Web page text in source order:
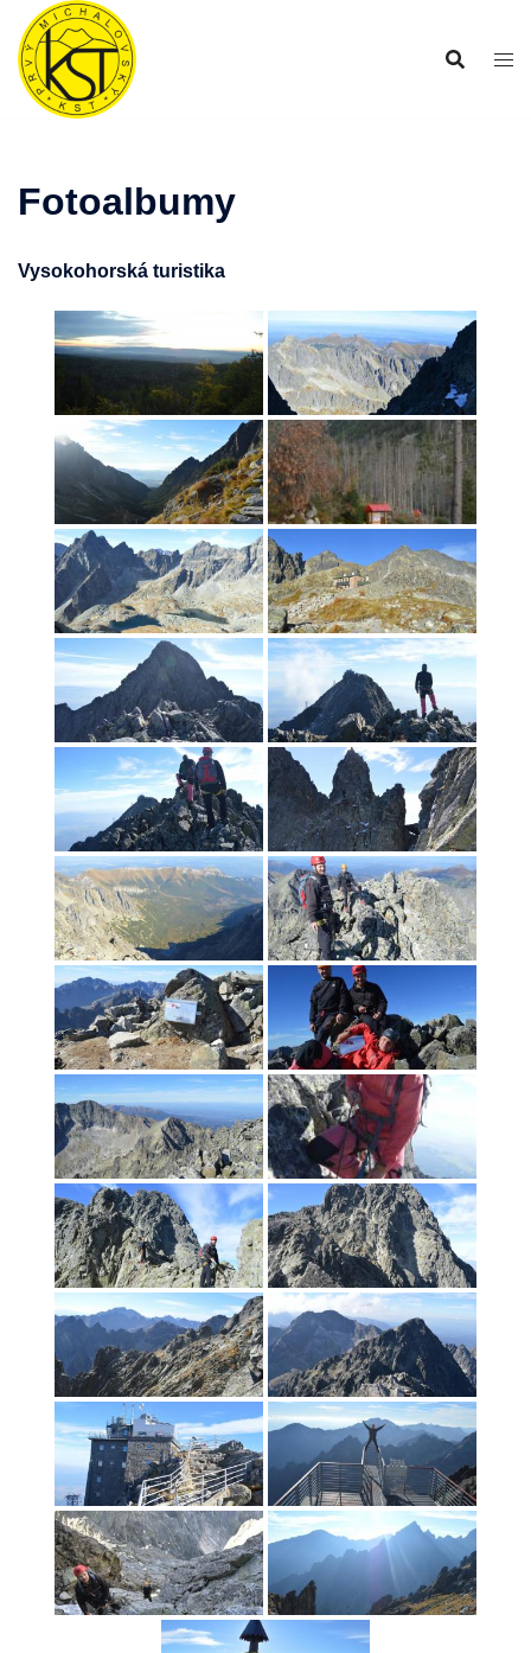
Preskočiť
obsah
Fotoalbumy
Vysokohorská turistika